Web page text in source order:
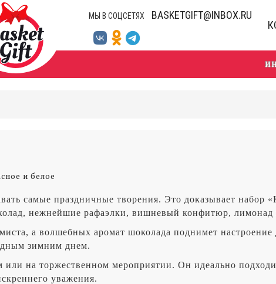
МЫ В СОЦСЕТЯХ
BASKETGIFT@INBOX.RU
самые праздничные творения. Это доказывает набор
нежнейшие рафаэлки, вишневый конфитюр,
а волшебных аромат шоколада поднимет
зимним днем.
на торжественном мероприятии. Он идеально
уважения.